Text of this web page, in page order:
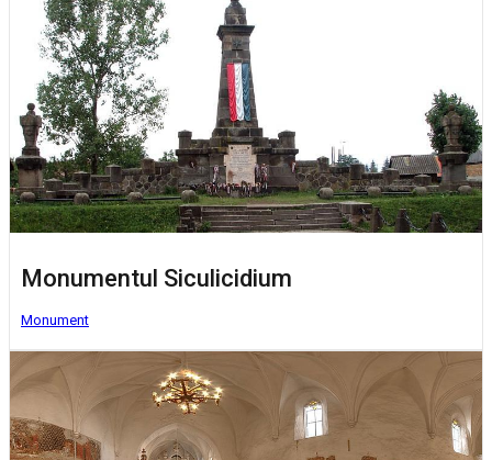
Monumentul Siculicidium
Monument